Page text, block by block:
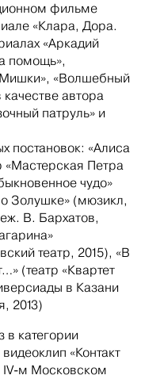
фильме
«Клара, Дора.
«Аркадий
помощь»,
«Волшебный
автора
патруль» и
постановок: «Алиса
«Мастерская Петра
чудо»
Золушке» (мюзикл,
В. Бархатов,
театр, 2015), «В
(театр «Квартет
в Казани
2013)
в категории
«Контакт
IV-м Московском